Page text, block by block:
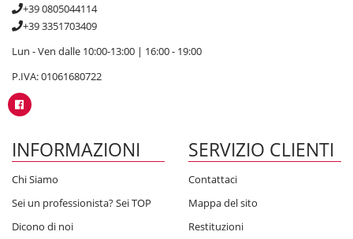
+39 0805044114
+39 3351703409
Lun - Ven dalle 10:00-13:00 | 16:00 - 19:00
P.IVA: 01061680722
INFORMAZIONI
Chi Siamo
Sei un professionista? Sei TOP
Dicono di noi
SERVIZIO CLIENTI
Contattaci
Mappa del sito
Restituzioni